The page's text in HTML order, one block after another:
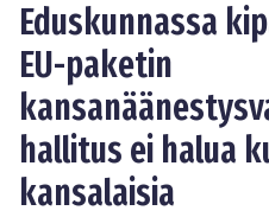
Eduskunnassa
EU-paketin
hallitus ei halua
kansalaisia